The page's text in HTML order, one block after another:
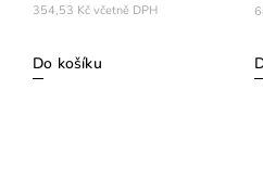
354,53 Kč včetně DPH
Do košíku